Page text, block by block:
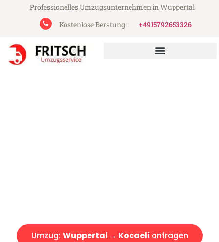
Professionelles Umzugsunternehmen in Wuppertal
Kostenlose Beratung:
+4915792653326
Umzug: Wuppertal → Kocaeli anfragen